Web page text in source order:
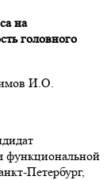
на
головного
И.О.
функциональной
Петербург,